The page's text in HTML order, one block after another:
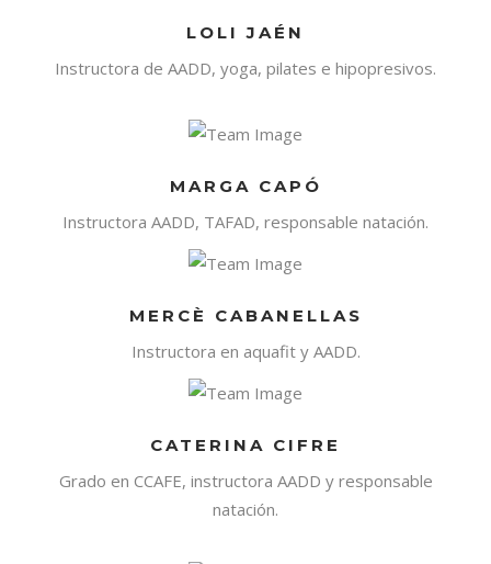
LOLI JAÉN
Instructora de AADD, yoga, pilates e hipopresivos.
MARGA CAPÓ
Instructora AADD, TAFAD, responsable natación.
MERCÈ CABANELLAS
Instructora en aquafit y AADD.
CATERINA CIFRE
Grado en CCAFE, instructora AADD y responsable
natación.